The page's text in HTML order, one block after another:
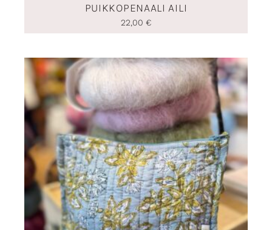
PUIKKOPENAALI AILI
22,00 €